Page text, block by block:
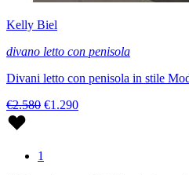
Kelly Biel
divano letto con penisola
Divani letto con penisola in stile
€2.580 €1.290
1